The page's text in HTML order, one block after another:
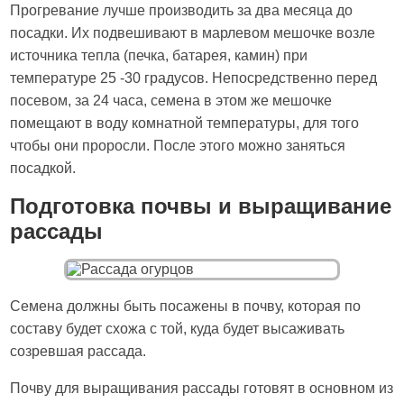
Прогревание лучше производить за два месяца до
посадки. Их подвешивают в марлевом мешочке возле
источника тепла (печка, батарея, камин) при
температуре 25 -30 градусов. Непосредственно перед
посевом, за 24 часа, семена в этом же мешочке
помещают в воду комнатной температуры, для того
чтобы они проросли. После этого можно заняться
посадкой.
Подготовка почвы и выращивание
рассады
Семена должны быть посажены в почву, которая по
составу будет схожа с той, куда будет высаживать
созревшая рассада.
Почву для выращивания рассады готовят в основном из